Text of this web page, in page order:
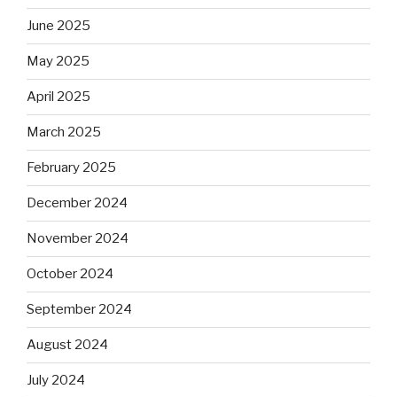
June 2025
May 2025
April 2025
March 2025
February 2025
December 2024
November 2024
October 2024
September 2024
August 2024
July 2024